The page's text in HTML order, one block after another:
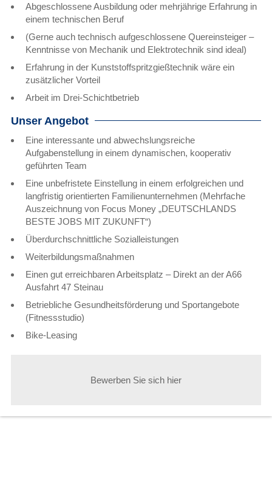
Abgeschlossene Ausbildung oder mehrjährige Erfahrung in
einem technischen Beruf
(Gerne auch technisch aufgeschlossene Quereinsteiger –
Kenntnisse von Mechanik und Elektrotechnik sind ideal)
Erfahrung in der Kunststoffspritzgießtechnik wäre ein
zusätzlicher Vorteil
Arbeit im Drei-Schichtbetrieb
Unser Angebot
Eine interessante und abwechslungsreiche
Aufgabenstellung in einem dynamischen, kooperativ
geführten Team
Eine unbefristete Einstellung in einem erfolgreichen und
langfristig orientierten Familienunternehmen (Mehrfache
Auszeichnung von Focus Money „DEUTSCHLANDS
BESTE JOBS MIT ZUKUNFT“)
Überdurchschnittliche Sozialleistungen
Weiterbildungsmaßnahmen
Einen gut erreichbaren Arbeitsplatz – Direkt an der A66
Ausfahrt 47 Steinau
Betriebliche Gesundheitsförderung und Sportangebote
(Fitnessstudio)
Bike-Leasing
Bewerben Sie sich hier